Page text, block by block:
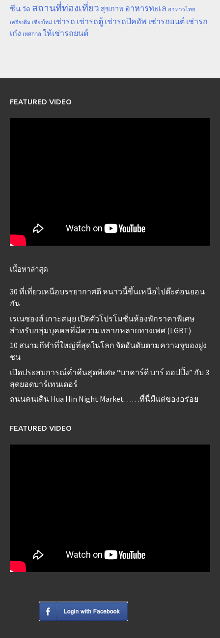
ซีน วัด สถานที่ท่องเที่ยว สุขภาพ อาหารทะเล อาหารไทย
เครื่องดื่ม เชียงใหม่ เช่ารถ เช่ารถตู้ เช่ารถปิคอัพ เช่ารถยนต์ เช่ารถ
เก๋ง เทศกาล ให้เช่ารถยนต์
FEATURED VIDEO
เนื้อหาล่าสุด
30 ที่เที่ยวเหนือบรรยากาศดี หนาวนี้ขึ้นเหนือไปต๊ะต่อนยอน
กัน
เรเนซองส์ เกาะสมุย เปิดตัวโปรโมชั่นห้องพักราคาพิเศษ
สำหรับกลุ่มบุคคลที่มีความหลากหลายทางเพศ (LGBT)
10 สนามกีฬาที่ใหญ่ที่สุดในโลก จัดอันดับตามความจุของฝูง
ชน
เปิดประสบการณ์ค่ำคืนสุดพิเศษ “บาคาร์ดี บาร์ ฮอปปิ้ง” กับ 3
สุดยอดบาร์เทนเดอร์
ถนนคนเดิน Hua Hin Night Market……ที่นี่มีแต่ของอร่อย
FEATURED VIDEO